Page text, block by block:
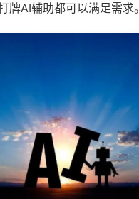
牌AI辅助都可以满足需求。